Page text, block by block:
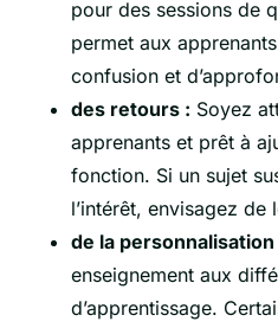
pour des sessions de
permet aux
confusion et
des retours : Soyez
apprenants et prêt à
fonction. Si un sujet
l’intérêt, envisagez
de la personnalisation
enseignement aux
d’apprentissage.